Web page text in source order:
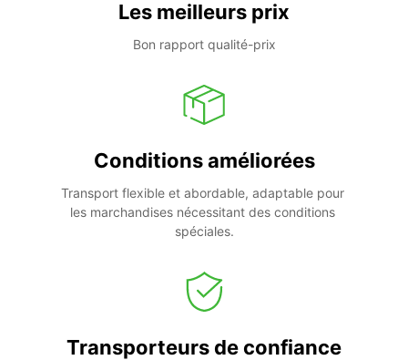
Les meilleurs prix
Bon rapport qualité-prix
Conditions améliorées
Transport flexible et abordable, adaptable pour
les marchandises nécessitant des conditions
spéciales.
Transporteurs de confiance